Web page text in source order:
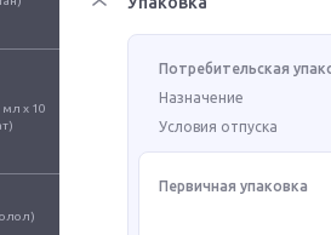
x 10
Потребительская
Назначение
Условия отпуска
Первичная упаковка